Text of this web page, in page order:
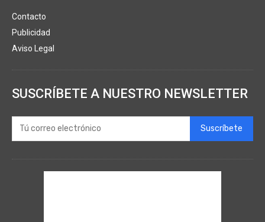
Contacto
Publicidad
Aviso Legal
SUSCRÍBETE A NUESTRO NEWSLETTER
Suscríbete